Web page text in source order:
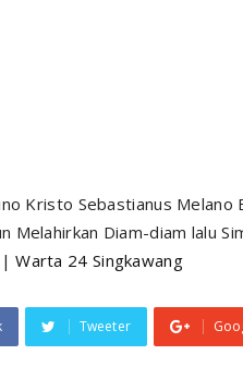
Kristo Sebastianus
Melahirkan Diam-diam lalu
|Warta 24 Singkawang
Tweeter